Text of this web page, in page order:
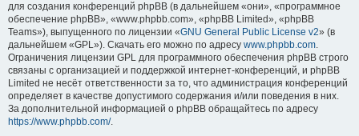
для создания конференций phpBB (в дальнейшем «они», «программное
обеспечение phpBB», «www.phpbb.com», «phpBB Limited», «phpBB
Teams»), выпущенного по лицензии «GNU General Public License v2» (в
дальнейшем «GPL»). Скачать его можно по адресу www.phpbb.com.
Ограничения лицензии GPL для программного обеспечения phpBB строго
связаны с организацией и поддержкой интернет-конференций, и phpBB
Limited не несёт ответственности за то, что администрация конференций
определяет в качестве допустимого содержания и/или поведения в них.
За дополнительной информацией о phpBB обращайтесь по адресу
https://www.phpbb.com/.